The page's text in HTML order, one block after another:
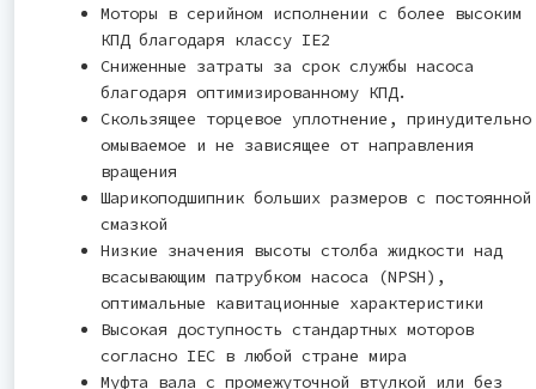
Моторы в серийном исполнении с более высоким
КПД благодаря классу IE2
Сниженные затраты за срок службы насоса
благодаря оптимизированному КПД.
Скользящее торцевое уплотнение, принудительно
омываемое и не зависящее от направления
вращения
Шарикоподшипник больших размеров с постоянной
смазкой
Низкие значения высоты столба жидкости над
всасывающим патрубком насоса (NPSH),
оптимальные кавитационные характеристики
Высокая доступность стандартных моторов
согласно IEC в любой стране мира
Муфта вала с промежуточной втулкой или без